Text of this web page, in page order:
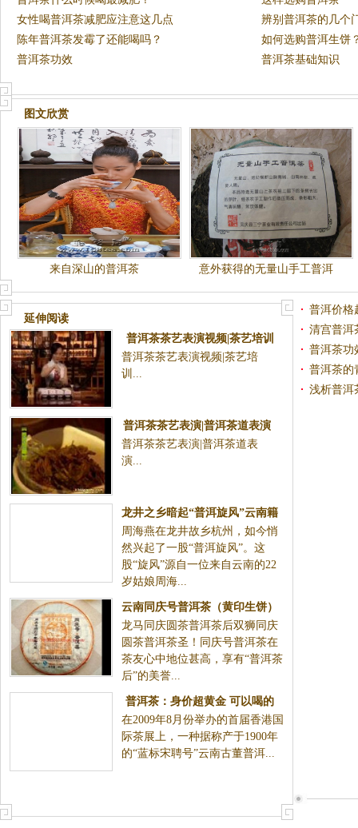
女性喝普洱茶减肥应注意这几点
辨别普洱茶的几个
陈年普洱茶发霉了还能喝吗？
如何选购普洱生饼
普洱茶功效
普洱茶基础知识
图文欣赏
来自深山的普洱茶
意外获得的无量山手工普洱
茶！！中午品尝，敬请期待~~
延伸阅读
普洱茶茶艺表演视频|茶艺培训
普洱茶茶艺表演视频|茶艺培
训...
普洱茶茶艺表演|普洱茶道表演
普洱茶茶艺表演|普洱茶道表
演...
龙井之乡暗起“普洱旋风”云南籍
女大学生在杭创业（图）
周海燕在龙井故乡杭州，如今悄
然兴起了一股“普洱旋风”。这
股“旋风”源自一位来自云南的22
岁姑娘周海...
云南同庆号普洱茶（黄印生饼）
龙马同庆圆茶普洱茶后双狮同庆
圆茶普洱茶圣！同庆号普洱茶在
茶友心中地位甚高，享有“普洱茶
后”的美誉...
普洱茶：身价超黄金 可以喝的
古董
在2009年8月份举办的首届香港国
际茶展上，一种据称产于1900年
的“蓝标宋聘号”云南古董普洱...
普洱价格
清宫普洱
普洱茶功
普洱茶的
浅析普洱